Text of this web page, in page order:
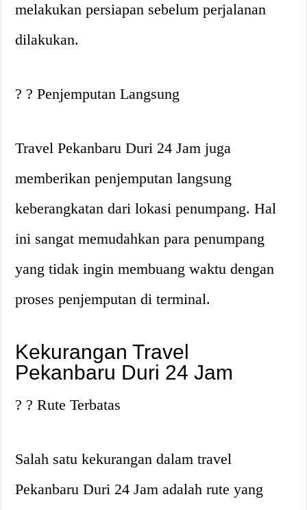
melakukan persiapan sebelum perjalanan
dilakukan.
? ? Penjemputan Langsung
Travel Pekanbaru Duri 24 Jam juga
memberikan penjemputan langsung
keberangkatan dari lokasi penumpang. Hal
ini sangat memudahkan para penumpang
yang tidak ingin membuang waktu dengan
proses penjemputan di terminal.
Kekurangan Travel
Pekanbaru Duri 24 Jam
? ?️ Rute Terbatas
Salah satu kekurangan dalam travel
Pekanbaru Duri 24 Jam adalah rute yang